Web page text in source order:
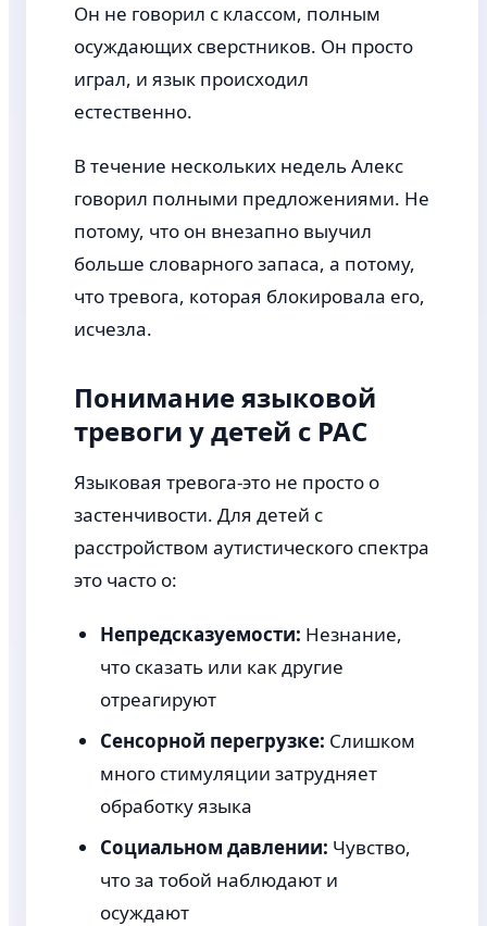
Он не говорил с классом, полным
осуждающих сверстников. Он просто
играл, и язык происходил
естественно.
В течение нескольких недель Алекс
говорил полными предложениями. Не
потому, что он внезапно выучил
больше словарного запаса, а потому,
что тревога, которая блокировала его,
исчезла.
Понимание языковой
тревоги у детей с РАС
Языковая тревога-это не просто о
застенчивости. Для детей с
расстройством аутистического спектра
это часто о:
Непредсказуемости: Незнание,
что сказать или как другие
отреагируют
Сенсорной перегрузке: Слишком
много стимуляции затрудняет
обработку языка
Социальном давлении: Чувство,
что за тобой наблюдают и
осуждают